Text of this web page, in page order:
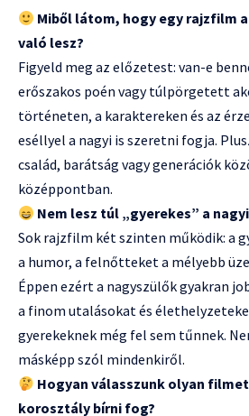
Miből látom, hogy egy rajzfilm
való lesz?
Figyeld meg az előzetest: van-e
erőszakos poén vagy túlpörgetett
történeten, a karaktereken és az
eséllyel a nagyi is szeretni fogja.
család, barátság vagy generációk
középpontban.
Nem lesz túl „gyerekes” a
Sok rajzfilm két szinten működik: a
a humor, a felnőtteket a mélyebb
Éppen ezért a nagyszülők gyakran
a finom utalásokat és
gyerekeknek még fel sem tűnnek.
másképp szól mindenkiről.
Hogyan válasszunk olyan
korosztály bírni fog?